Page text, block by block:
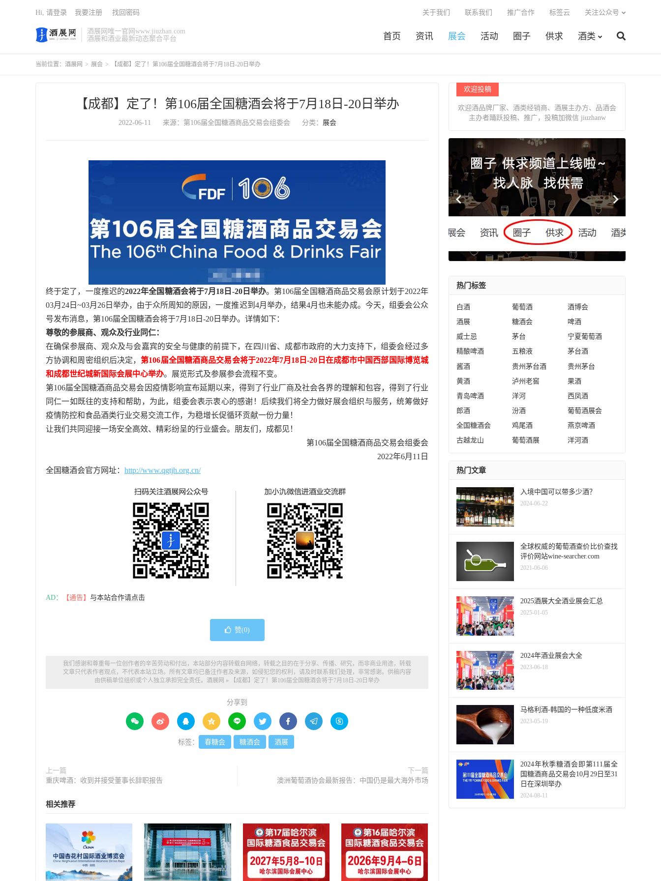
酒展网唯一官网www.jiuzhan.com
酒展和酒业最新动态聚合平台
首页 资讯 展会 活动 圈子 供求 酒类
关于我们 联系我们 推广合作 标签云 关注公众号
Hi, 请登录 我要注册 找回密码
当前位置： 酒展网 > 展会 > 【成都】定了！第106届全国糖酒会将于7月18日-20日举办
【成都】定了！第106届全国糖酒会将于7月18日-20日举办
2022-06-11 来源：第106届全国糖酒商品交易会组委会 分类： 展会
终于定了，一度推迟的2022年全国糖酒会将于7月18日-20日举办。第106届全国糖酒商品交易会原计划于2022年
03月24日~03月26日举办，由于众所周知的原因，一度推迟到4月举办，结果4月也未能办成。今天，组委会公众
号发布消息，第106届全国糖酒会将于7月18日-20日举办。详情如下：
尊敬的参展商、观众及行业同仁：
在确保参展商、观众及与会嘉宾的安全与健康的前提下，在四川省、成都市政府的大力支持下，组委会经过多
方协调和周密组织后决定，第106届全国糖酒商品交易会将于2022年7月18日-20日在成都市中国西部国际博览城
和成都世纪城新国际会展中心举办。展览形式及参展参会流程不变。
第106届全国糖酒商品交易会因疫情影响宣布延期以来，得到了行业厂商及社会各界的理解和包容，得到了行业
同仁一如既往的支持和帮助，为此，组委会表示衷心的感谢！后续我们将全力做好展会组织与服务，统筹做好
疫情防控和食品酒类行业交易交流工作，为稳增长促循环贡献一份力量！
让我们共同迎接一场安全高效、精彩纷呈的行业盛会。朋友们，成都见！
第106届全国糖酒商品交易会组委会
2022年6月11日
全国糖酒会官方网址： http://www.qgtjh.org.cn/
AD： 【通告】 与本站合作请点击
赞(0)
我们感谢和尊重每一位创作者的辛苦劳动和付出，本站部分内容转载自网络，转载之目的在于分享、传播、研究，而非商业用途，转载
文章只代表作者观点，不代表本站立场。所有文章均已备注作者及来源，如侵犯您的权利，请及时联系我们处理，非常感谢。供稿内容
由供稿单位组织或个人独立承担完全责任。 酒展网 » 【成都】定了！第106届全国糖酒会将于7月18日-20日举办
分享到
        
标签： 春糖会 糖酒会 酒展
上一篇
重庆啤酒：收到并接受董事长辞职报告
下一篇
澳洲葡萄酒协会最新报告：中国仍是最大海外市场
相关推荐
欢迎投稿
欢迎酒品牌厂家、酒类经销商、酒展主办方、品酒会
主办者踊跃投稿、推广，投稿加微信 jiuzhanw
热门标签
白酒 葡萄酒 酒博会
酒展 糖酒会 啤酒
威士忌 茅台 宁夏葡萄酒
精酿啤酒 五粮液 茅台酒
酱酒 贵州茅台酒 贵州茅台
黄酒 泸州老窖 果酒
青岛啤酒 洋河 西凤酒
郎酒 汾酒 葡萄酒展会
全国糖酒会 鸡尾酒 燕京啤酒
古越龙山 葡萄酒展 洋河酒
热门文章
入境中国可以带多少酒？
2024-06-22
全球权威的葡萄酒查价比价查找
评价网站wine-searcher.com
2021-06-06
2025酒展大全酒业展会汇总
2025-01-05
2024年酒业展会大全
2023-06-18
马格利酒-韩国的一种低度米酒
2023-05-19
2024年秋季糖酒会即第111届全
国糖酒商品交易会10月29日至31
日在深圳举办
2024-08-11